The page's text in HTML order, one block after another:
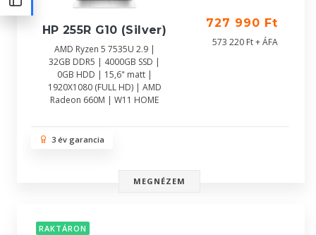
HP 255R G10 (Silver)
AMD Ryzen 5 7535U 2.9 |
32GB DDR5 | 4000GB SSD |
0GB HDD | 15,6" matt |
1920X1080 (FULL HD) | AMD
Radeon 660M | W11 HOME
727 990 Ft
573 220 Ft + ÁFA
3 év garancia
MEGNÉZEM
RAKTÁRON